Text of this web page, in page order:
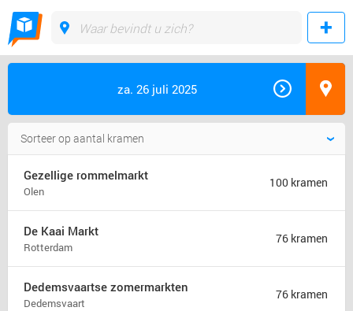
za. 26 juli 2025
Gezellige rommelmarkt
Olen
100 kramen
De Kaai Markt
Rotterdam
76 kramen
Dedemsvaartse zomermarkten
Dedemsvaart
76 kramen